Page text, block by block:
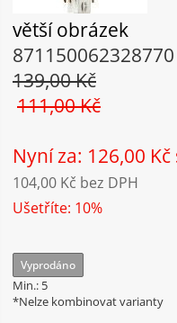
větší obrázek
871150062328770
139,00 Kč
111,00 Kč
Nyní za: 126,00 Kč
104,00 Kč bez DPH
Ušetříte: 10%
Vyprodáno
Min.: 5
*Nelze kombinovat varianty